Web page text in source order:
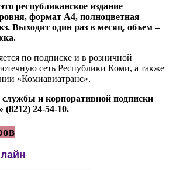
республиканское издание
формат А4, полноцветная
Выходит один раз в месяц, объем –
по подписке и в розничной
сеть Республики Коми, а также
«Комиавиатранс».
и корпоративной подписки
24-54-10.